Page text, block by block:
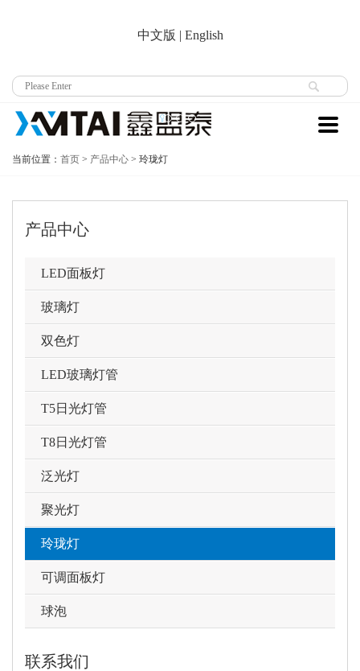
中文版 | English
当前位置： 首页 > 产品中心 > 玲珑灯
产品中心
LED面板灯
玻璃灯
双色灯
LED玻璃灯管
T5日光灯管
T8日光灯管
泛光灯
聚光灯
玲珑灯
可调面板灯
球泡
联系我们